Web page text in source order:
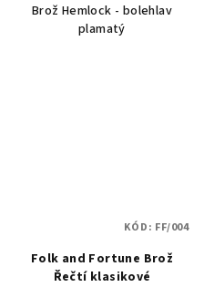
Brož Hemlock - bolehlav
plamatý
Folk and Fortune Brož
Řečtí klasikové
KÓD: FF/004